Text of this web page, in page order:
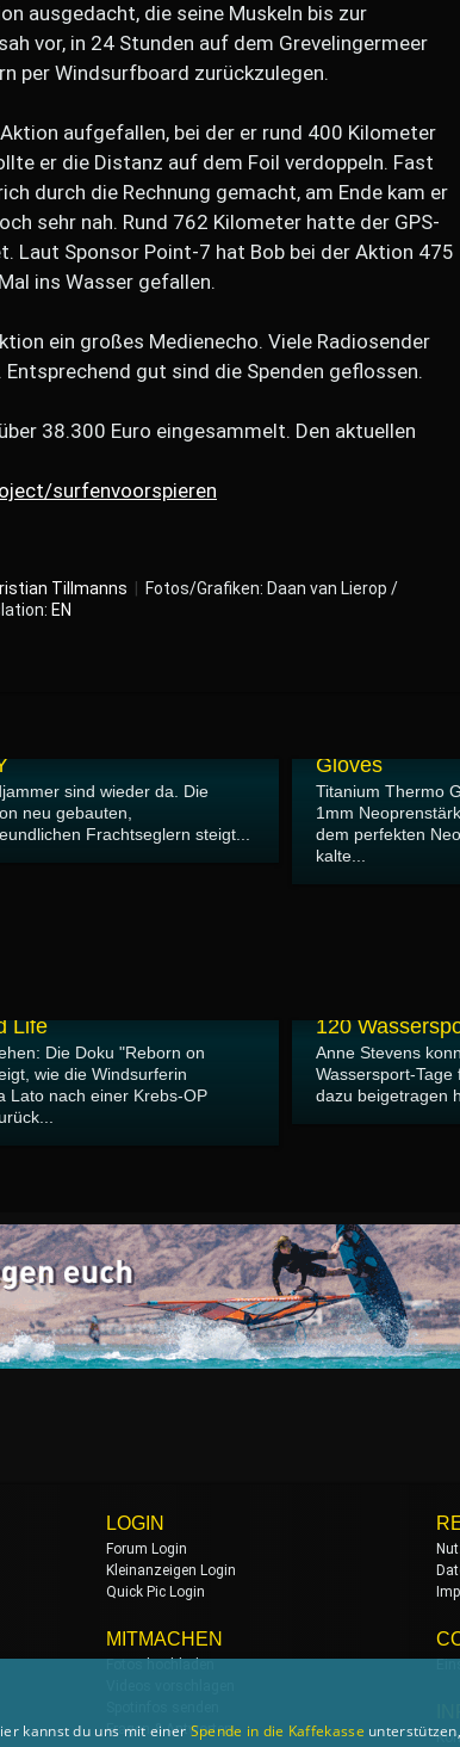
ausgedacht, die seine Muskeln bis zur
vor, in 24 Stunden auf dem Grevelingermeer
per Windsurfboard zurückzulegen.
aufgefallen, bei der er rund 400 Kilometer
er die Distanz auf dem Foil verdoppeln. Fast
durch die Rechnung gemacht, am Ende kam er
sehr nah. Rund 762 Kilometer hatte der GPS-
Laut Sponsor Point-7 hat Bob bei der Aktion 475
ins Wasser gefallen.
ein großes Medienecho. Viele Radiosender
gut sind die Spenden geflossen.
38.300 Euro eingesammelt. Den aktuellen
surfenvoorspieren
Tillmanns
Fotos/Grafiken: Daan van Lierop /
EN
sind wieder da. Die
neu gebauten,
Frachtseglern steigt...
Test: Camaro
Gloves
Titanium Thermo
1mm
dem perfekten
kalte...
Life
Die Doku "Reborn on
wie die Windsurferin
Lato nach einer Krebs-OP
120
Anne Stevens
Wassersport-
dazu beigetragen
LOGIN
Forum Login
Kleinanzeigen Login
Quick Pic Login
MITMACHEN
Fragen & Antworten
kannst du uns mit einer Spende in die Kaffekasse unterstützen,